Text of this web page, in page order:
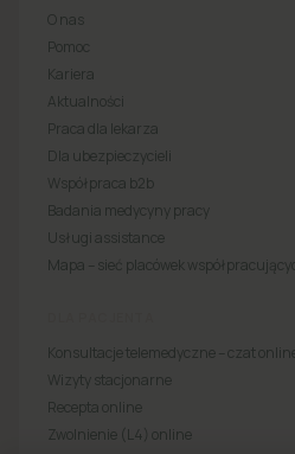
O nas
Pomoc
Kariera
Aktualności
Praca dla lekarza
Dla ubezpieczycieli
Współpraca b2b
Badania medycyny pracy
Usługi assistance
Mapa – sieć placówek
Konsultacje telemedyczne – czat
Wizyty stacjonarne
Recepta online
Zwolnienie (L4) online